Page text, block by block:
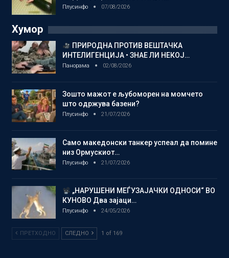
Плусинфо 07/08/2026
Хумор
ПРИРОДНА ПРОТИВ ВЕШТАЧКА
ИНТЕЛИГЕНЦИЈА • ЗНАЕ ЛИ НЕКОЈ…
Панорама 02/08/2026
Зошто мажот е љубоморен на момчето
што одржува базени?
Плусинфо 21/07/2026
Само македонски танкер успеал да помине
низ Ормускиот…
Плусинфо 21/07/2026
„НАРУШЕНИ МЕЃУЗАЈАЧКИ ОДНОСИ“ ВО
КУНОВО Два зајаци…
Плусинфо 24/05/2026
ПРЕТХОДНО СЛЕДНО 1 of 169